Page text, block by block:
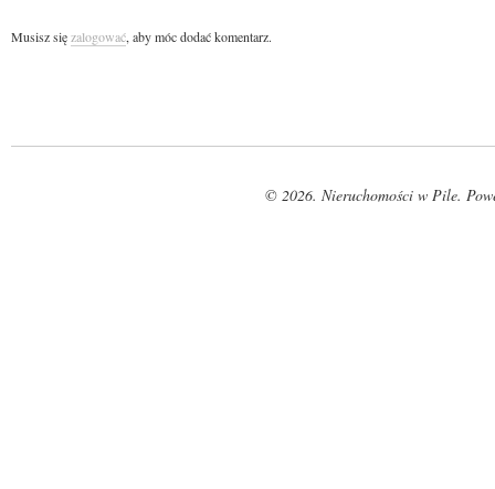
Musisz sięzalogować, aby móc dodać komentarz.
© 2026. Nieruchomości w Pile.